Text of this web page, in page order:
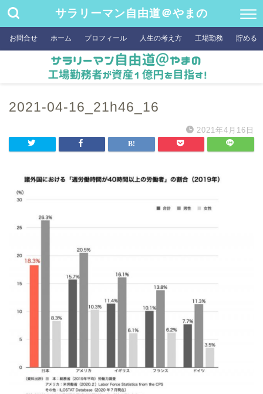
サラリーマン自由道＠やまの
お問合せ ホーム プロフィール 人生の考え方 工場勤務 貯める
2021-04-16_21h46_16
2021年4月16日